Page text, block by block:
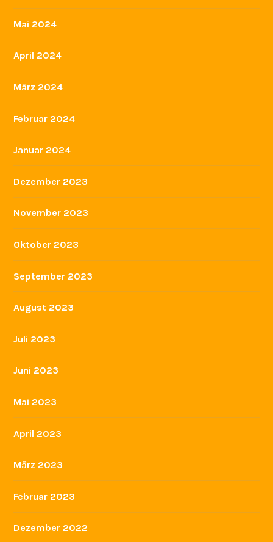
Mai 2024
April 2024
März 2024
Februar 2024
Januar 2024
Dezember 2023
November 2023
Oktober 2023
September 2023
August 2023
Juli 2023
Juni 2023
Mai 2023
April 2023
März 2023
Februar 2023
Dezember 2022